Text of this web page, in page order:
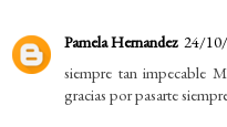
Pamela Hernandez 24/
siempre tan impecable
gracias por pasarte